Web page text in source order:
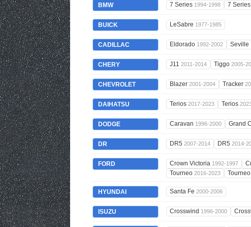
BMW 7 Series 1994-1998 7 Series
BUICK LeSabre 1977-1985
CADILLAC Eldorado 1992-2002 Seville
CHERY J11 2011-2014 Tiggo 2005-
CHEVROLET Blazer 2001-2004 Tracker
DAIHATSU Terios 2017-2023 Terios
DODGE Caravan 1996-2000 Grand
DR DR5 2007-2014 DR5 2014-
FORD Crown Victoria 1992-1997
Tourneo 2016-2023 Tourneo
HYUNDAI Santa Fe 2000-2006
ISUZU Crosswind 1996-2000